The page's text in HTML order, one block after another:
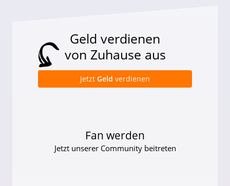
Geld verdienen
von Zuhause aus
Jetzt Geld verdienen
Fan werden
Jetzt unserer Community beitreten